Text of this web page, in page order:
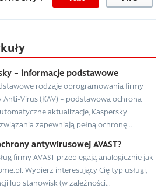
– informacje podstawowe
rodzaje oprogramowania firmy
Anti-Virus (KAV) – podstawowa ochrona
aktualizacje, Kaspersky
zapewniają pełną ochronę...
antywirusowej AVAST?
firmy AVAST przebiegają analogicznie jak
Wybierz interesujący Cię typ usługi,
lub stanowisk (w zależności...